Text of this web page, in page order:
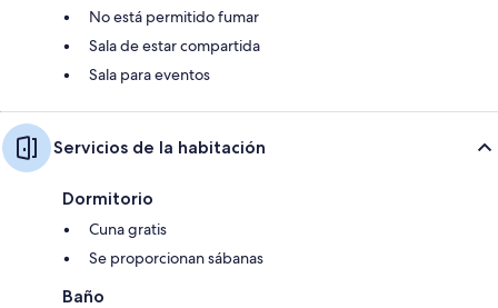
No está permitido fumar
Sala de estar compartida
Sala para eventos
Servicios de la habitación
Dormitorio
Cuna gratis
Se proporcionan sábanas
Baño